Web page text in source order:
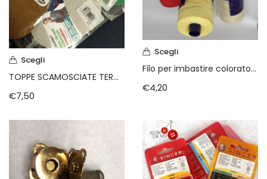
Scegli
TOPPE SCAMOSCIATE TERMOADESIVE MARBET
€7,50
Scegli
Filo per imbastire colorato CTS g.50 n.30
€4,20